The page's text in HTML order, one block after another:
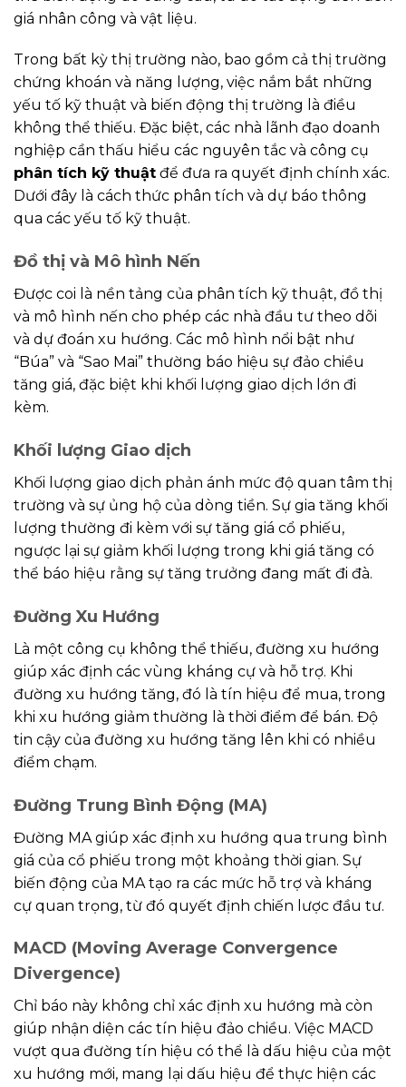
giá nhân công và vật liệu.
Trong bất kỳ thị trường nào, bao gồm cả thị trường
chứng khoán và năng lượng, việc nắm bắt những
yếu tố kỹ thuật và biến động thị trường là điều
không thể thiếu. Đặc biệt, các nhà lãnh đạo doanh
nghiệp cần thấu hiểu các nguyên tắc và công cụ
phân tích kỹ thuật để đưa ra quyết định chính xác.
Dưới đây là cách thức phân tích và dự báo thông
qua các yếu tố kỹ thuật.
Đồ thị và Mô hình Nến
Được coi là nền tảng của phân tích kỹ thuật, đồ thị
và mô hình nến cho phép các nhà đầu tư theo dõi
và dự đoán xu hướng. Các mô hình nổi bật như
“Búa” và “Sao Mai” thường báo hiệu sự đảo chiều
tăng giá, đặc biệt khi khối lượng giao dịch lớn đi
kèm.
Khối lượng Giao dịch
Khối lượng giao dịch phản ánh mức độ quan tâm thị
trường và sự ủng hộ của dòng tiền. Sự gia tăng khối
lượng thường đi kèm với sự tăng giá cổ phiếu,
ngược lại sự giảm khối lượng trong khi giá tăng có
thể báo hiệu rằng sự tăng trưởng đang mất đi đà.
Đường Xu Hướng
Là một công cụ không thể thiếu, đường xu hướng
giúp xác định các vùng kháng cự và hỗ trợ. Khi
đường xu hướng tăng, đó là tín hiệu để mua, trong
khi xu hướng giảm thường là thời điểm để bán. Độ
tin cậy của đường xu hướng tăng lên khi có nhiều
điểm chạm.
Đường Trung Bình Động (MA)
Đường MA giúp xác định xu hướng qua trung bình
giá của cổ phiếu trong một khoảng thời gian. Sự
biến động của MA tạo ra các mức hỗ trợ và kháng
cự quan trọng, từ đó quyết định chiến lược đầu tư.
MACD (Moving Average Convergence
Divergence)
Chỉ báo này không chỉ xác định xu hướng mà còn
giúp nhận diện các tín hiệu đảo chiều. Việc MACD
vượt qua đường tín hiệu có thể là dấu hiệu của một
xu hướng mới, mang lại dấu hiệu để thực hiện các